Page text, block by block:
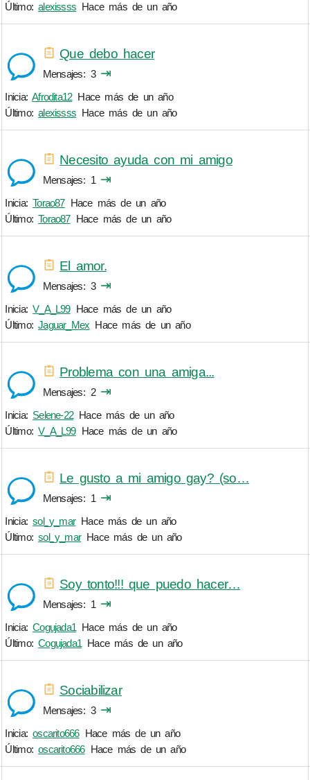
Último:alexissss Hace más de un año
Que debo hacer
Mensajes 3 ⇥
Inicia:Afrodita12 Hace más de un año
Último:alexissss Hace más de un año
Necesito ayuda con mi amigo
Mensajes 1 ⇥
Inicia:Torao87 Hace más de un año
Último:Torao87 Hace más de un año
El amor.
Mensajes 3 ⇥
Inicia:V_A_L99 Hace más de un año
Último:Jaguar_Mex Hace más de un año
Problema con una amiga...
Mensajes 2 ⇥
Inicia: Selene-22 Hace más de un año
Último:V_A_L99 Hace más de un año
Le gusto a mi amigo gay? (so…
Mensajes 1 ⇥
Inicia:sol_y_mar Hace más de un año
Último:sol_y_mar Hace más de un año
Soy tonto!!! que puedo hacer…
Mensajes 1 ⇥
Inicia:Cogujada1 Hace más de un año
Último:Cogujada1 Hace más de un año
Sociabilizar
Mensajes 3 ⇥
Inicia:oscarito666 Hace más de un año
Último:oscarito666 Hace más de un año